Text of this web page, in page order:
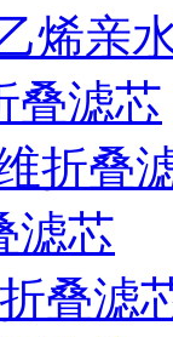
烯亲
叠滤芯
折叠
滤芯
叠滤